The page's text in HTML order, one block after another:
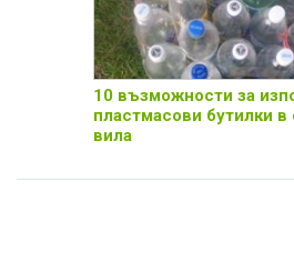
10 възможности за
пластмасови бутилки
вила